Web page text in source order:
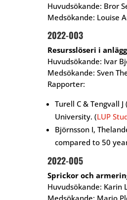
Huvudsökande: Bror
Medsökande: Louise
2022-003
Resursslöseri i
Huvudsökande: Ivar
Medsökande: Sven
Rapporter:
Turell C & Tengvall
University. (LUP
Björnsson I,
compared to 50
2022-005
Sprickor och
Huvudsökande: Karin
Medsökande: Mario